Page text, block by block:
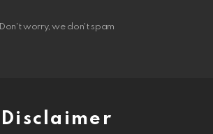
Don't worry, we don't spam
Disclaimer